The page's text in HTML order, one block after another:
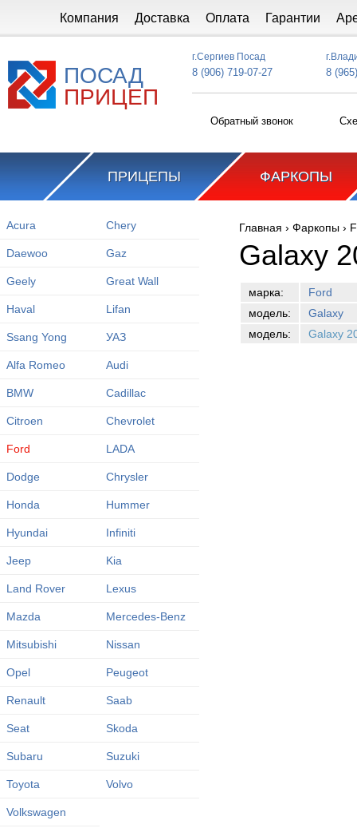
Компания Доставка Оплата Гарантии
ПОСАД
ПРИЦЕП
г.Сергиев Посад
8 (906) 719-07-27 8
Обратный звонок
ПРИЦЕПЫ ФАРКОПЫ
Acura Chery
Daewoo Gaz
Geely Great Wall
Haval Lifan
Ssang Yong УАЗ
Alfa Romeo Audi
BMW Cadillac
Citroen Chevrolet
Ford LADA
Dodge Chrysler
Honda Hummer
Hyundai Infiniti
Jeep Kia
Land Rover Lexus
Mazda Mercedes-Benz
Mitsubishi Nissan
Opel Peugeot
Renault Saab
Seat Skoda
Subaru Suzuki
Toyota Volvo
Volkswagen
Вы здесь
Главная › Фаркопы ›
Galaxy
марка:
Ford
модель:
Galaxy
модель:
Galaxy